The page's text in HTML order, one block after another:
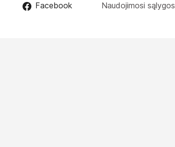
Facebook Naudojimosi sąlygos